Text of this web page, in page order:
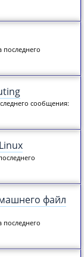
последнего
сообщения:
файл
последнего